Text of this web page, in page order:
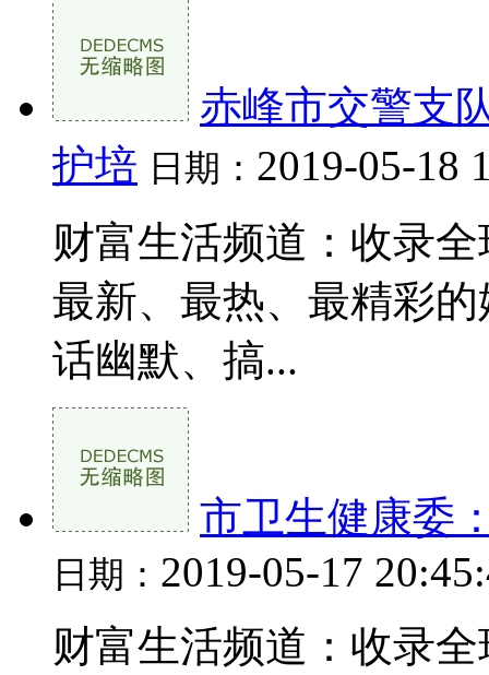
赤峰市交警支
护培 日期： 2019-05-18
财富生活频道：收录
最新、最热、最精彩
话幽默、搞...
市卫生健康委
日期： 2019-05-17
财富生活频道：收录